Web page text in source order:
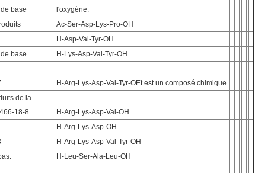
base
l'oxygène.
Ac-Ser-Asp-Lys-Pro-OH
H-Asp-Val-Tyr-OH
base
H-Lys-Asp-Val-Tyr-OH
H-Arg-Lys-Asp-Val-Tyr-OEt est un composé chimique
de la
18-8
H-Arg-Lys-Asp-Val-OH
H-Arg-Lys-Asp-OH
H-Arg-Lys-Asp-Val-Tyr-OH
H-Leu-Ser-Ala-Leu-OH